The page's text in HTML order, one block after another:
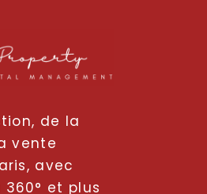
de la
vente
avec
et plus